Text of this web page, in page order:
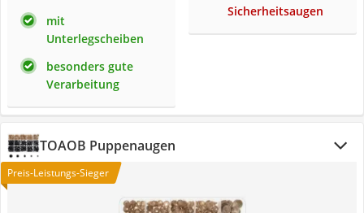
mit
Unterlegscheiben
besonders gute
Verarbeitung
Sicherheitsaugen
TOAOB Puppenaugen
Preis-Leistungs-Sieger